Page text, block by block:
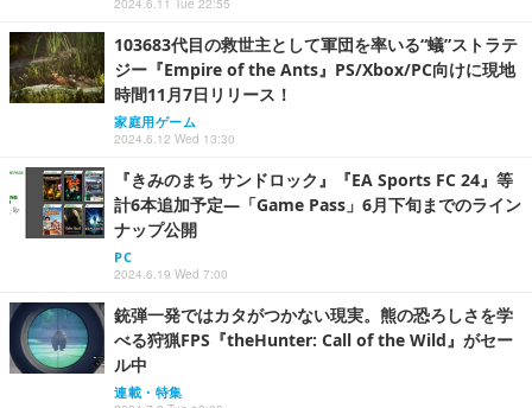
2024.6.11 Tue 22:55
103683代目の救世主として軍団を率いる“蟻”ストラテ
ジー『Empire of the Ants』PS/Xbox/PC向けに現地
時間11月7日リリース！
家庭用ゲーム
2024.6.12 Wed 13:30
『きみのまち サンドロック』『EA Sports FC 24』等
計6本追加予定―「Game Pass」6月下旬までのライン
ナップ公開
PC
2024.6.19 Wed 7:00
銃弾一発ではカタがつかない現実。熊の恐ろしさを学
べる狩猟FPS『theHunter: Call of the Wild』がセー
ル中
連載・特集